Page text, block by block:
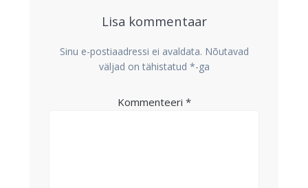
Lisa kommentaar
Sinu e-postiaadressi ei avaldata. Nõutavad
väljad on tähistatud *-ga
Kommenteeri *